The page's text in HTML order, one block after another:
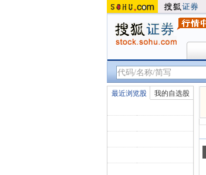
最近浏览股 我的自选股